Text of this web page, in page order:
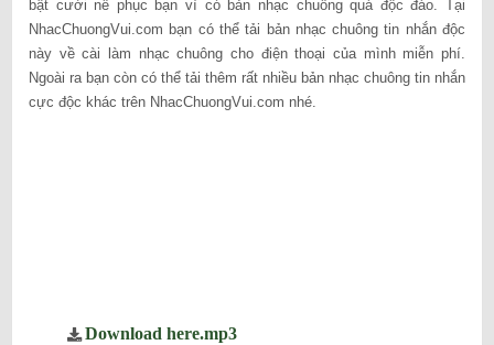
bật cười nể phục bạn vì có bản nhạc chuông quá độc đáo. Tại
NhacChuongVui.com bạn có thể tải bản nhạc chuông tin nhắn độc
này về cài làm nhạc chuông cho điện thoại của mình miễn phí.
Ngoài ra bạn còn có thể tải thêm rất nhiều bản nhạc chuông tin nhắn
cực độc khác trên NhacChuongVui.com nhé.
Download here.mp3